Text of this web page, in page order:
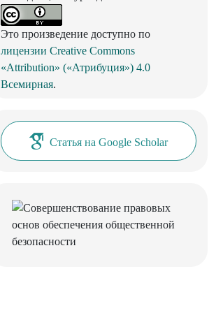
Это произведение доступно по
лицензии Creative Commons
«Attribution» («Атрибуция») 4.0
Всемирная.
Статья на Google Scholar